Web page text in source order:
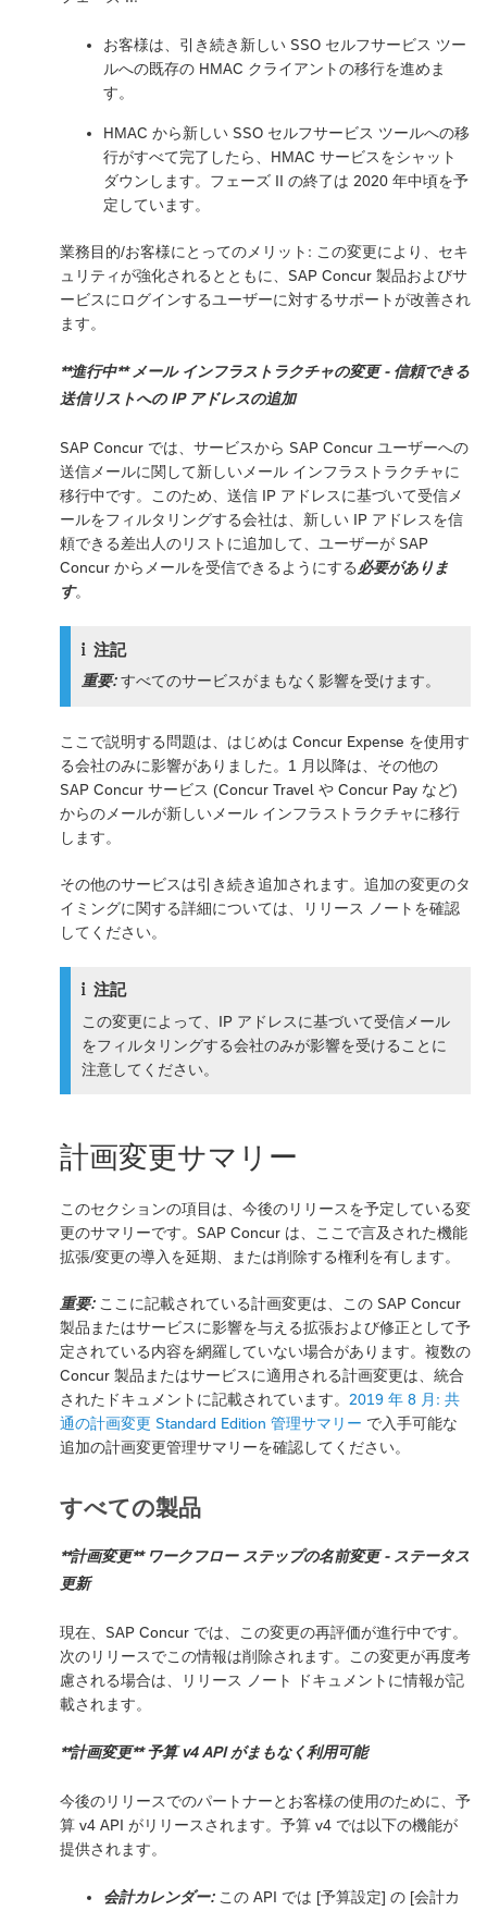
お客様は、引き続き新しい SSO セルフサービス ツー
ルへの既存の HMAC クライアントの移行を進めま
す。
HMAC から新しい SSO セルフサービス ツールへの移
行がすべて完了したら、HMAC サービスをシャット
ダウンします。フェーズ II の終了は 2020 年中頃を予
定しています。
業務目的/お客様にとってのメリット: この変更により、セキ
ュリティが強化されるとともに、SAP Concur 製品およびサ
ービスにログインするユーザーに対するサポートが改善され
ます。
**進行中** メール インフラストラクチャの変更 - 信頼できる
送信リストへの IP アドレスの追加
SAP Concur では、サービスから SAP Concur ユーザーへの
送信メールに関して新しいメール インフラストラクチャに
移行中です。このため、送信 IP アドレスに基づいて受信メ
ールをフィルタリングする会社は、新しい IP アドレスを信
頼できる差出人のリストに追加して、ユーザーが SAP
Concur からメールを受信できるようにする必要がありま
す。
注記
重要:すべてのサービスがまもなく影響を受けます。
ここで説明する問題は、はじめは Concur Expense を使用す
る会社のみに影響がありました。1 月以降は、その他の
SAP Concur サービス (Concur Travel や Concur Pay など)
からのメールが新しいメール インフラストラクチャに移行
します。
その他のサービスは引き続き追加されます。追加の変更のタ
イミングに関する詳細については、リリース ノートを確認
してください。
注記
この変更によって、IP アドレスに基づいて受信メール
をフィルタリングする会社のみが影響を受けることに
注意してください。
計画変更サマリー
このセクションの項目は、今後のリリースを予定している変
更のサマリーです。SAP Concur は、ここで言及された機能
拡張/変更の導入を延期、または削除する権利を有します。
重要:ここに記載されている計画変更は、この SAP Concur
製品またはサービスに影響を与える拡張および修正として予
定されている内容を網羅していない場合があります。複数の
Concur 製品またはサービスに適用される計画変更は、統合
されたドキュメントに記載されています。 2019 年 8 月: 共
通の計画変更 Standard Edition 管理サマリー で入手可能な
追加の計画変更管理サマリーを確認してください。
すべての製品
**計画変更** ワークフロー ステップの名前変更 - ステータス
更新
現在、SAP Concur では、この変更の再評価が進行中です。
次のリリースでこの情報は削除されます。この変更が再度考
慮される場合は、リリース ノート ドキュメントに情報が記
載されます。
**計画変更** 予算 v4 API がまもなく利用可能
今後のリリースでのパートナーとお客様の使用のために、予
算 v4 API がリリースされます。予算 v4 では以下の機能が
提供されます。
会計カレンダー:この API では [予算設定] の [会計カ